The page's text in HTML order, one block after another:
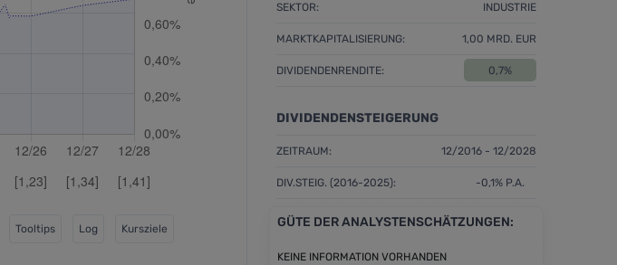
Tooltips Log Kursziele
SEKTOR: INDUSTRIE
MARKTKAPITALISIERUNG: 1,00 MRD. EUR
DIVIDENDENRENDITE: 0,7%
DIVIDENDENSTEIGERUNG
ZEITRAUM: 12/2016 - 12/2028
DIV.STEIG. (2016-2025): -0,1% P.A.
GÜTE DER ANALYSTENSCHÄTZUNGEN:
KEINE INFORMATION VORHANDEN